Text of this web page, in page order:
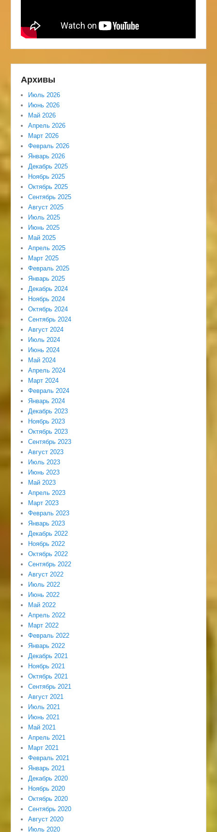
Архивы
Июль 2026
Июнь 2026
Май 2026
Апрель 2026
Март 2026
Февраль 2026
Январь 2026
Декабрь 2025
Ноябрь 2025
Октябрь 2025
Сентябрь 2025
Август 2025
Июль 2025
Июнь 2025
Май 2025
Апрель 2025
Март 2025
Февраль 2025
Январь 2025
Декабрь 2024
Ноябрь 2024
Октябрь 2024
Сентябрь 2024
Август 2024
Июль 2024
Июнь 2024
Май 2024
Апрель 2024
Март 2024
Февраль 2024
Январь 2024
Декабрь 2023
Ноябрь 2023
Октябрь 2023
Сентябрь 2023
Август 2023
Июль 2023
Июнь 2023
Май 2023
Апрель 2023
Март 2023
Февраль 2023
Январь 2023
Декабрь 2022
Ноябрь 2022
Октябрь 2022
Сентябрь 2022
Август 2022
Июль 2022
Июнь 2022
Май 2022
Апрель 2022
Март 2022
Февраль 2022
Январь 2022
Декабрь 2021
Ноябрь 2021
Октябрь 2021
Сентябрь 2021
Август 2021
Июль 2021
Июнь 2021
Май 2021
Апрель 2021
Март 2021
Февраль 2021
Январь 2021
Декабрь 2020
Ноябрь 2020
Октябрь 2020
Сентябрь 2020
Август 2020
Июль 2020